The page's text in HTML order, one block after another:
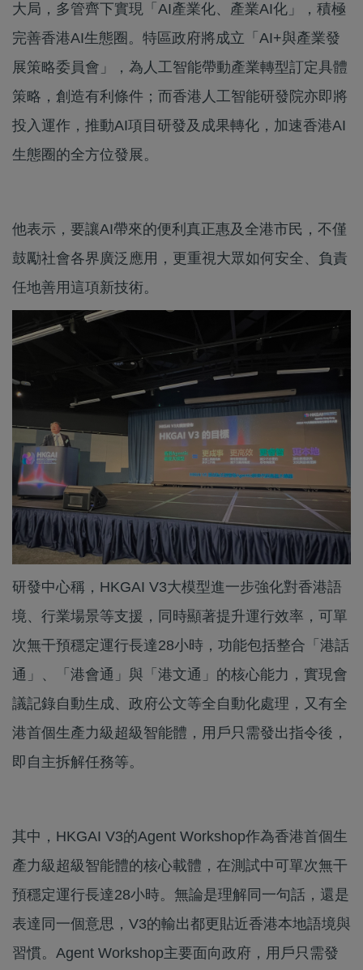
大局，多管齊下實現「AI產業化、產業AI化」，積極
完善香港AI生態圈。特區政府將成立「AI+與產業發
展策略委員會」，為人工智能帶動產業轉型訂定具體
策略，創造有利條件；而香港人工智能研發院亦即將
投入運作，推動AI項目研發及成果轉化，加速香港AI
生態圈的全方位發展。
他表示，要讓AI帶來的便利真正惠及全港市民，不僅
鼓勵社會各界廣泛應用，更重視大眾如何安全、負責
任地善用這項新技術。
研發中心稱，HKGAI V3大模型進一步強化對香港語
境、行業場景等支援，同時顯著提升運行效率，可單
次無干預穩定運行長達28小時，功能包括整合「港話
通」、「港會通」與「港文通」的核心能力，實現會
議記錄自動生成、政府公文等全自動化處理，又有全
港首個生產力級超級智能體，用戶只需發出指令後，
即自主拆解任務等。
其中，HKGAI V3的Agent Workshop作為香港首個生
產力級超級智能體的核心載體，在測試中可單次無干
預穩定運行長達28小時。無論是理解同一句話，還是
表達同一個意思，V3的輸出都更貼近香港本地語境與
習慣。Agent Workshop主要面向政府，用戶只需發